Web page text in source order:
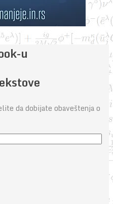
u
da dobijate obaveštenja o